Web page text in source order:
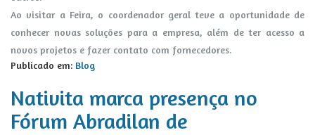
Ao visitar a Feira, o coordenador geral teve a oportunidade de
conhecer novas soluções para a empresa, além de ter acesso a
novos projetos e fazer contato com fornecedores.
Publicado em: Blog
Nativita marca presença no
Fórum Abradilan de